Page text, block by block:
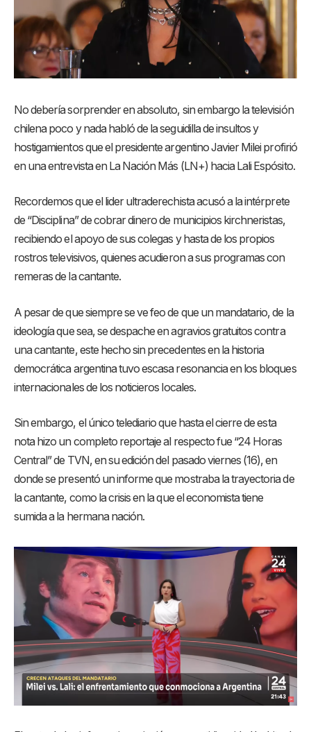
No debería sorprender en absoluto, sin embargo la televisión
chilena poco y nada habló de la seguidilla de insultos y
hostigamientos que el presidente argentino Javier Milei profirió
en una entrevista en La Nación Más (LN+) hacia Lali Espósito.
Recordemos que el lider ultraderechista acusó a la intérprete
de “Disciplina” de cobrar dinero de municipios kirchneristas,
recibiendo el apoyo de sus colegas y hasta de los propios
rostros televisivos, quienes acudieron a sus programas con
remeras de la cantante.
A pesar de que siempre se ve feo de que un mandatario, de la
ideología que sea, se despache en agravios gratuitos contra
una cantante, este hecho sin precedentes en la historia
democrática argentina tuvo escasa resonancia en los bloques
internacionales de los noticieros locales.
Sin embargo, el único telediario que hasta el cierre de esta
nota hizo un completo reportaje al respecto fue “24 Horas
Central” de TVN, en su edición del pasado viernes (16), en
donde se presentó un informe que mostraba la trayectoria de
la cantante, como la crisis en la que el economista tiene
sumida a la hermana nación.